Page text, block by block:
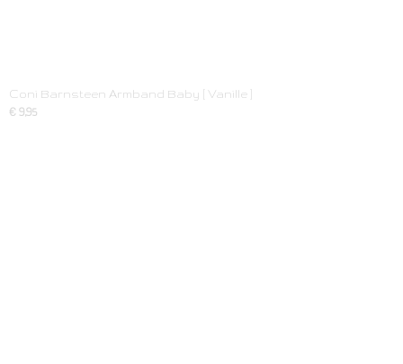
Coni Barnsteen Armband Baby [ Vanille ]
€ 9,95